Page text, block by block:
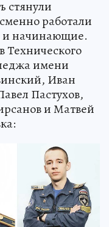
стянули
работали
и начинающие.
Технического
имени
Иван
Пастухов,
и Матвей